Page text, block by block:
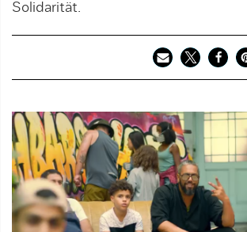
Solidarität.